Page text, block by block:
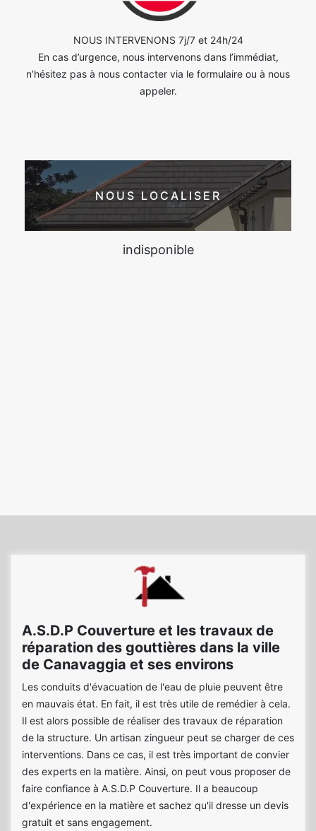
NOUS INTERVENONS 7j/7 et 24h/24
En cas d’urgence, nous intervenons dans l’immédiat,
n’hésitez pas à nous contacter via le formulaire ou à nous
appeler.
NOUS LOCALISER
indisponible
A.S.D.P Couverture et les travaux de
réparation des gouttières dans la ville
de Canavaggia et ses environs
Les conduits d'évacuation de l'eau de pluie peuvent être
en mauvais état. En fait, il est très utile de remédier à cela.
Il est alors possible de réaliser des travaux de réparation
de la structure. Un artisan zingueur peut se charger de ces
interventions. Dans ce cas, il est très important de convier
des experts en la matière. Ainsi, on peut vous proposer de
faire confiance à A.S.D.P Couverture. Il a beaucoup
d'expérience en la matière et sachez qu'il dresse un devis
gratuit et sans engagement.